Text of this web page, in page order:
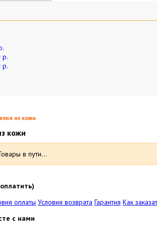
р.
р.
из кожи
кожи
в пути...
оплаты Условия возврата Гарантия Как
с нами